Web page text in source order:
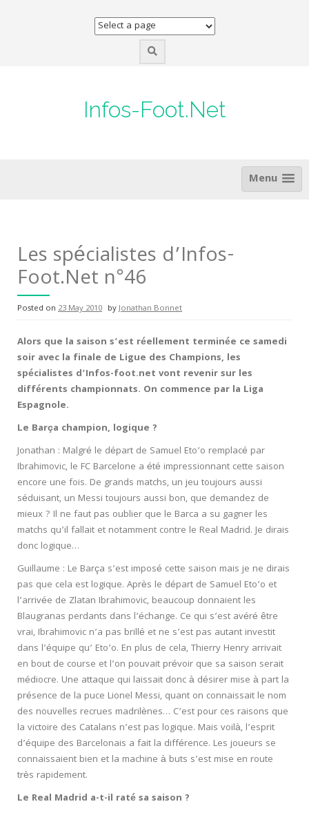
Infos-Foot.Net
Menu
Les spécialistes d’Infos-
Foot.Net n°46
Posted on 23 May 2010 byJonathan Bonnet
Alors que la saison s’est réellement terminée ce samedi
soir avec la finale de Ligue des Champions, les
spécialistes d’Infos-foot.net vont revenir sur les
différents championnats. On commence par la Liga
Espagnole.
Le Barça champion, logique ?
Jonathan : Malgré le départ de Samuel Eto’o remplacé par
Ibrahimovic, le FC Barcelone a été impressionnant cette saison
encore une fois. De grands matchs, un jeu toujours aussi
séduisant, un Messi toujours aussi bon, que demandez de
mieux ? Il ne faut pas oublier que le Barca a su gagner les
matchs qu’il fallait et notamment contre le Real Madrid. Je dirais
donc logique…
Guillaume : Le Barça s’est imposé cette saison mais je ne dirais
pas que cela est logique. Après le départ de Samuel Eto’o et
l’arrivée de Zlatan Ibrahimovic, beaucoup donnaient les
Blaugranas perdants dans l’échange. Ce qui s’est avéré être
vrai, Ibrahimovic n’a pas brillé et ne s’est pas autant investit
dans l’équipe qu’ Eto’o. En plus de cela, Thierry Henry arrivait
en bout de course et l’on pouvait prévoir que sa saison serait
médiocre. Une attaque qui laissait donc à désirer mise à part la
présence de la puce Lionel Messi, quant on connaissait le nom
des nouvelles recrues madrilènes… C’est pour ces raisons que
la victoire des Catalans n’est pas logique. Mais voilà, l’esprit
d’équipe des Barcelonais a fait la différence. Les joueurs se
connaissaient bien et la machine à buts s’est mise en route
très rapidement.
Le Real Madrid a-t-il raté sa saison ?